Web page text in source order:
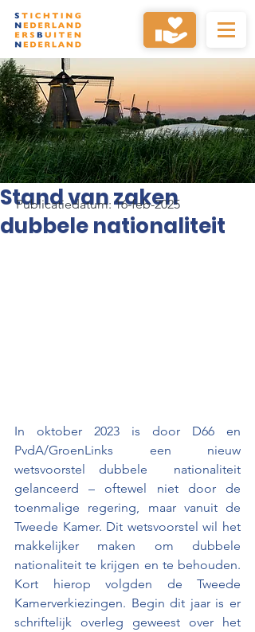
Stand van zaken
dubbele nationaliteit
In oktober 2023 is door D66 en
PvdA/GroenLinks een nieuw
wetsvoorstel dubbele  nationaliteit
gelanceerd – oftewel niet door de
toenmalige regering, maar vanuit de
Tweede Kamer. Dit wetsvoorstel wil het
makkelijker maken om dubbele
nationaliteit te krijgen en te behouden.
Kort hierop volgden de Tweede
Kamerverkiezingen. Begin dit jaar is er
schriftelijk overleg geweest over het
Publicatiedatum: 16-feb-2025